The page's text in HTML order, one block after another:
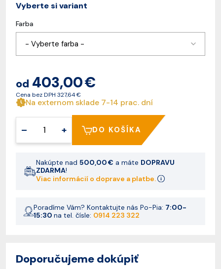
Vyberte si variant
Farba
- Vyberte farba -
od 403,00 €
Cena bez DPH 327,64 €
Na externom sklade 7-14 prac. dní
– + DO KOŠÍKA
Nakúpte nad 500,00 € a máte DOPRAVU
ZDARMA!
Viac informácií o doprave a platbe.
Poradíme Vám? Kontaktujte nás Po-Pia: 7:00-
15:30 na tel. čísle: 0914 223 322
Doporučujeme dokúpiť